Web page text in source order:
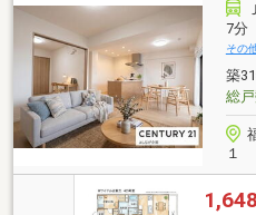
7分
その
築
総
１
1,648